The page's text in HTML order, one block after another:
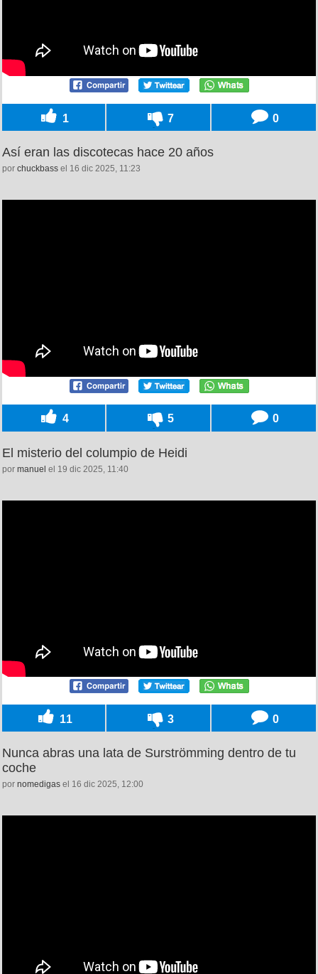
1 7 0
Así eran las discotecas hace 20 años
por chuckbass el 16 dic 2025, 11:23
4 5 0
El misterio del columpio de Heidi
por manuel el 19 dic 2025, 11:40
11 3 0
Nunca abras una lata de Surströmming dentro de tu
coche
por nomedigas el 16 dic 2025, 12:00